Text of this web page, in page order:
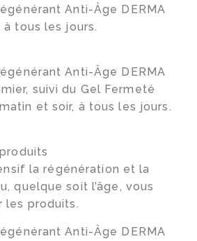
Anti-Âge DERMA
à tous les jours.
Anti-Âge DERMA
suivi du Gel Fermeté
et soir, à tous les jours.
la régénération et la
quelque soit l’âge, vous
les produits.
Anti-Âge DERMA